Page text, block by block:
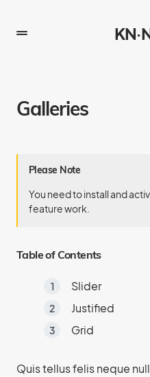
Galleries
Please Note
You need to install and
feature work.
Table of Contents
Slider
Justified
Grid
Quis tellus felis neque